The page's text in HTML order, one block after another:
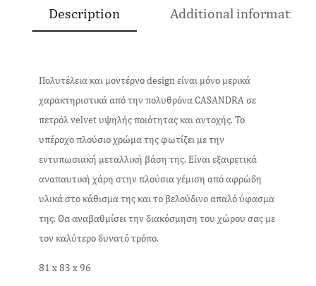
Description Additional information
Πολυτέλεια και μοντέρνο design είναι μόνο μερικά
χαρακτηριστικά από την πολυθρόνα CASANDRA σε
πετρόλ velvet υψηλής ποιότητας και αντοχής. Το
υπέροχο πλούσιο χρώμα της φωτίζει με την
εντυπωσιακή μεταλλική βάση της. Είναι εξαιρετικά
αναπαυτική χάρη στην πλούσια γέμιση από αφρώδη
υλικά στο κάθισμα της και το βελούδινο απαλό ύφασμα
της. Θα αναβαθμίσει την διακόσμηση του χώρου σας με
τον καλύτερο δυνατό τρόπο.
81 x 83 x 96